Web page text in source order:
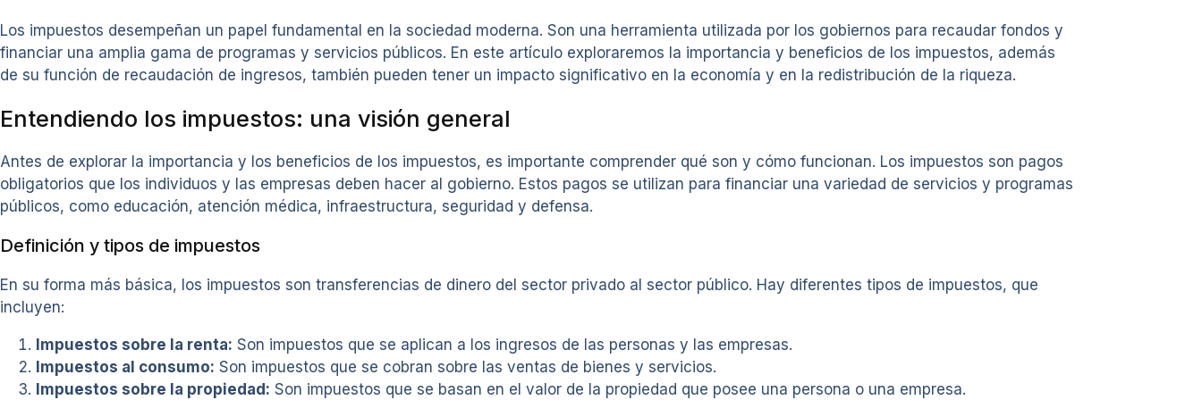
Los impuestos desempeñan un papel fundamental en la sociedad moderna. Son una herramienta utilizada por los gobiernos para recaudar fondos y
financiar una amplia gama de programas y servicios públicos. En este artículo exploraremos la importancia y beneficios de los impuestos, además
de su función de recaudación de ingresos, también pueden tener un impacto significativo en la economía y en la redistribución de la riqueza.
Entendiendo los impuestos: una visión general
Antes de explorar la importancia y los beneficios de los impuestos, es importante comprender qué son y cómo funcionan. Los impuestos son pagos
obligatorios que los individuos y las empresas deben hacer al gobierno. Estos pagos se utilizan para financiar una variedad de servicios y programas
públicos, como educación, atención médica, infraestructura, seguridad y defensa.
Definición y tipos de impuestos
En su forma más básica, los impuestos son transferencias de dinero del sector privado al sector público. Hay diferentes tipos de impuestos, que
incluyen:
Impuestos sobre la renta: Son impuestos que se aplican a los ingresos de las personas y las empresas.
Impuestos al consumo: Son impuestos que se cobran sobre las ventas de bienes y servicios.
Impuestos sobre la propiedad: Son impuestos que se basan en el valor de la propiedad que posee una persona o una empresa.